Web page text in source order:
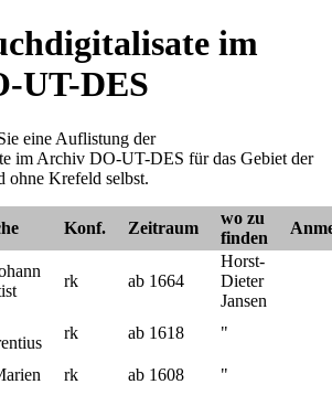
im
UT-DES
eine Auflistung der
im Archiv DO-UT-DES für das Gebiet der
ohne Krefeld selbst.
Konf. Zeitraum
wo zu
finden
rk ab 1664
Horst-
Dieter
Jansen
rk ab 1618
"
rk ab 1608
"